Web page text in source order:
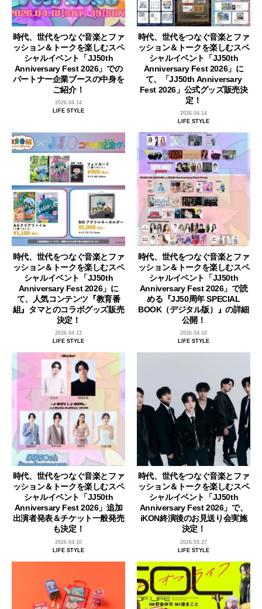
時代、世代をつなぐ音楽とファ
ッション＆トークを楽しむスペ
シャルイベント「JJ50th
Anniversary Fest 2026」での
パートナー企業ブースの中身を
ご紹介！
2026.04.14
LIFE STYLE
時代、世代をつなぐ音楽とファ
ッション＆トークを楽しむスペ
シャルイベント「JJ50th
Anniversary Fest 2026」に
て、「JJ50th Anniversary
Fest 2026」公式グッズ販売決
定！
2026.04.14
LIFE STYLE
時代、世代をつなぐ音楽とファ
ッション＆トークを楽しむスペ
シャルイベント「JJ50th
Anniversary Fest 2026」に
て、人気コンテンツ『教育番
組』タマとのコラボグッズ販売
決定！
2026.04.13
LIFE STYLE
時代、世代をつなぐ音楽とファ
ッション＆トークを楽しむスペ
シャルイベント「JJ50th
Anniversary Fest 2026」で読
める『JJ50周年 SPECIAL
BOOK（デジタル版）』の詳細
公開！
2026.04.10
LIFE STYLE
時代、世代をつなぐ音楽とファ
ッション＆トークを楽しむスペ
シャルイベント「JJ50th
Anniversary Fest 2026」追加
出演者発表＆チケット一般発売
も決定！
2026.04.10
LIFE STYLE
時代、世代をつなぐ音楽とファ
ッション＆トークを楽しむスペ
シャルイベント「JJ50th
Anniversary Fest 2026」で、
iKON終演後のお見送り会実施
決定！
2026.03.27
LIFE STYLE